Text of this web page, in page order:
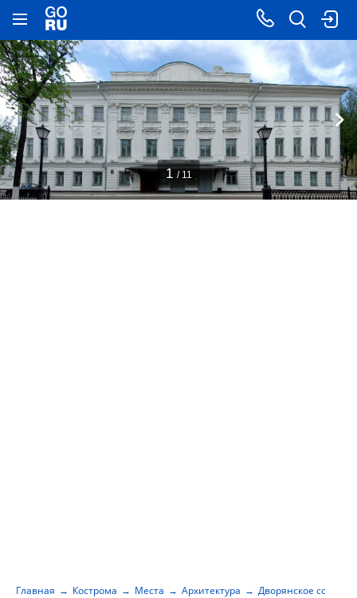
Главная Кострома Места Архитектура Дворянское
1 / 11